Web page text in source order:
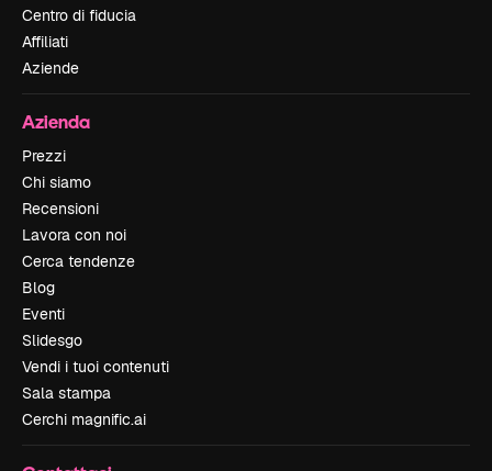
Centro di fiducia
Affiliati
Aziende
Azienda
Prezzi
Chi siamo
Recensioni
Lavora con noi
Cerca tendenze
Blog
Eventi
Slidesgo
Vendi i tuoi contenuti
Sala stampa
Cerchi magnific.ai